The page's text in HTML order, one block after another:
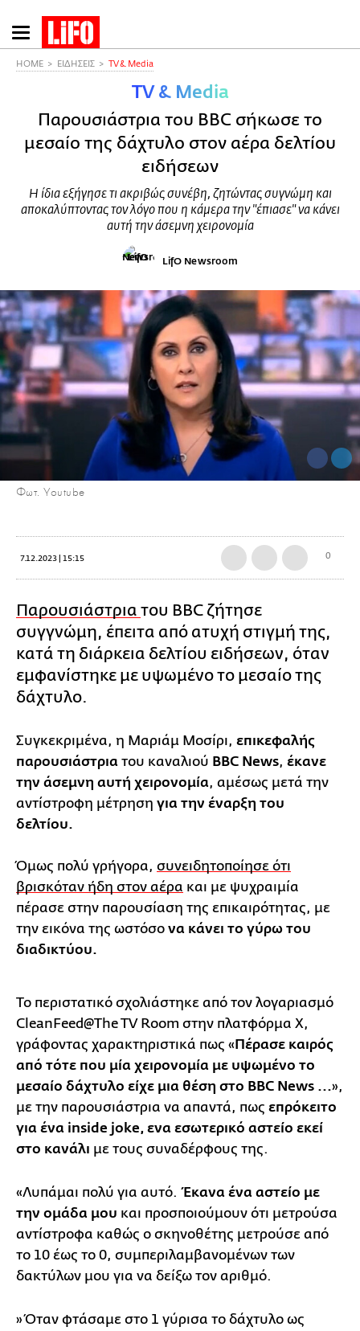
Παράκαμψη
προς
HOME ΕΙΔΗΣΕΙΣ TV & Media
TV & Media
Παρουσιάστρια του BBC σήκωσε το
μεσαίο της δάχτυλο στον αέρα δελτίου
ειδήσεων
Η ίδια εξήγησε τι ακριβώς συνέβη, ζητώντας συγνώμη και
αποκαλύπτοντας τον λόγο που η κάμερα την "έπιασε" να κάνει
αυτή την άσεμνη χειρονομία
LifO Newsroom
Φωτ. Youtube
7.12.2023 | 15:15 0
Παρουσιάστρια του BBC ζήτησε
συγγνώμη, έπειτα από ατυχή στιγμή της,
κατά τη διάρκεια δελτίου ειδήσεων, όταν
εμφανίστηκε με υψωμένο το μεσαίο της
δάχτυλο.
Συγκεκριμένα, η Μαριάμ Μοσίρι, επικεφαλής
παρουσιάστρια του καναλιού BBC News, έκανε
την άσεμνη αυτή χειρονομία, αμέσως μετά την
αντίστροφη μέτρηση για την έναρξη του
δελτίου.
Όμως πολύ γρήγορα, συνειδητοποίησε ότι
βρισκόταν ήδη στον αέρα και με ψυχραιμία
πέρασε στην παρουσίαση της επικαιρότητας, με
την εικόνα της ωστόσο να κάνει το γύρω του
διαδικτύου.
Το περιστατικό σχολιάστηκε από τον λογαριασμό
CleanFeed@The TV Room στην πλατφόρμα X,
γράφοντας χαρακτηριστικά πως «Πέρασε καιρός
από τότε που μία χειρονομία με υψωμένο το
μεσαίο δάχτυλο είχε μια θέση στο BBC News ...»,
με την παρουσιάστρια να απαντά, πως επρόκειτο
για ένα inside joke, ενα εσωτερικό αστείο εκεί
στο κανάλι με τους συναδέρφους της.
«Λυπάμαι πολύ για αυτό. Έκανα ένα αστείο με
την ομάδα μου και προσποιούμουν ότι μετρούσα
αντίστροφα καθώς ο σκηνοθέτης μετρούσε από
το 10 έως το 0, συμπεριλαμβανομένων των
δακτύλων μου για να δείξω τον αριθμό.
»Όταν φτάσαμε στο 1 γύρισα το δάχτυλο ως